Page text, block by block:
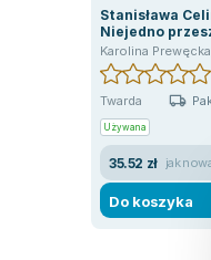
Stanisława
Niejedno
Karolina Prewęcka
Twarda
Używana
35.52 zł jak
Do koszyka